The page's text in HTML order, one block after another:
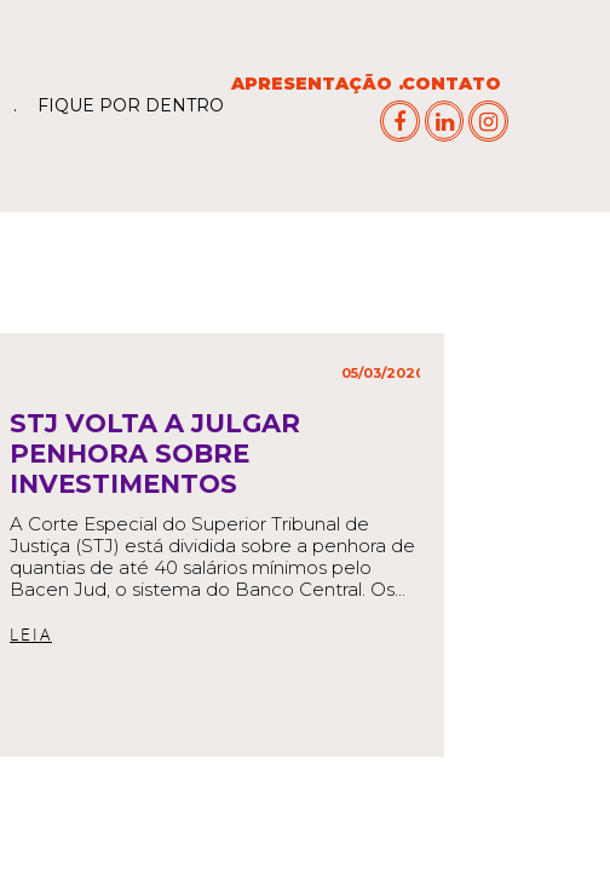
FIQUE POR DENTRO
APRESENTAÇÃO CONTATO
05/03/2020
STJ VOLTA A JULGAR
PENHORA SOBRE
INVESTIMENTOS
A Corte Especial do Superior Tribunal de
Justiça (STJ) está dividida sobre a penhora de
quantias de até 40 salários mínimos pelo
Bacen Jud, o sistema do Banco Central. Os…